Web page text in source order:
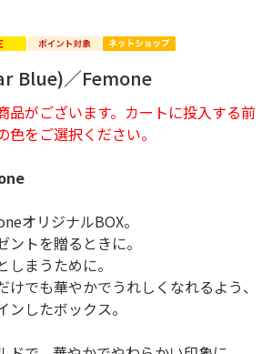
Blue)／Femone
品がございます。カートに投入する前
色をご選択ください。
オリジナルBOX。
トを贈るときに。
まうために。
けでも華やかでうれしくなれるよう、
したボックス。